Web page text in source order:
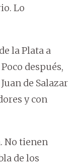
Lo
la Plata a
después,
de Salazar
y con
No tienen
de los